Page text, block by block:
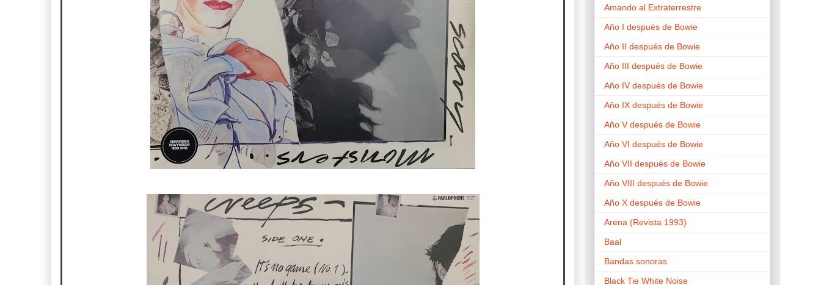
Amando al Extraterrestre
Año I después de Bowie
Año II después de Bowie
Año III después de Bowie
Año IV después de Bowie
Año IX después de Bowie
Año V después de Bowie
Año VI después de Bowie
Año VII después de Bowie
Año VIII después de Bowie
Año X después de Bowie
Arena (Revista 1993)
Baal
Bandas sonoras
Black Tie White Noise